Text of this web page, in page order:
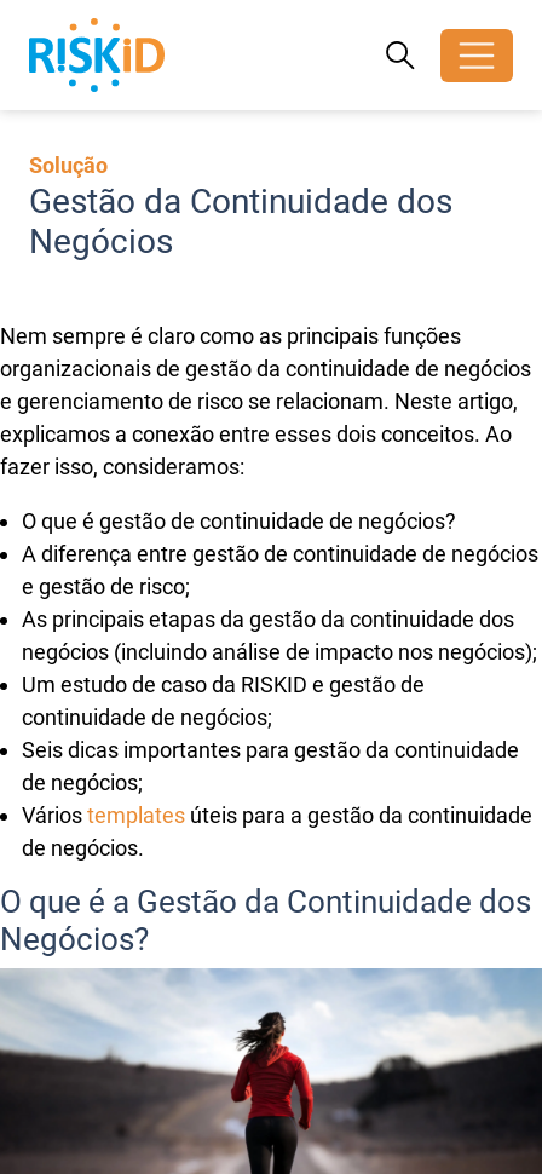
Search
Search
Solução
Gestão da Continuidade dos
Negócios
Nem sempre é claro como as principais funções
organizacionais de gestão da continuidade de negócios
e gerenciamento de risco se relacionam. Neste artigo,
explicamos a conexão entre esses dois conceitos. Ao
fazer isso, consideramos:
O que é gestão de continuidade de negócios?
A diferença entre gestão de continuidade de negócios
e gestão de risco;
As principais etapas da gestão da continuidade dos
negócios (incluindo análise de impacto nos negócios);
Um estudo de caso da RISKID e gestão de
continuidade de negócios;
Seis dicas importantes para gestão da continuidade
de negócios;
Váriostemplates úteis para a gestão da continuidade
de negócios.
O que é a Gestão da Continuidade dos
Negócios?